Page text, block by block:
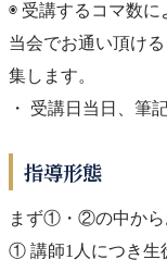
◉ 受講するコマ数に
当会でお通い頂け
集します。
・ 受講日当日、筆
指導形態
まず①・②の中から
① 講師1人につき生